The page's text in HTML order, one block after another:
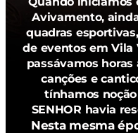
Avivamento,
quadras
de eventos em Vila
passávamos horas
canções e
tínhamos
SENHOR havia
Nesta mesma